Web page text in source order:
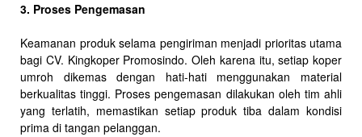
3. Proses Pengemasan
Keamanan produk selama pengiriman menjadi prioritas utama
bagi CV. Kingkoper Promosindo. Oleh karena itu, setiap koper
umroh dikemas dengan hati-hati menggunakan material
berkualitas tinggi. Proses pengemasan dilakukan oleh tim ahli
yang terlatih, memastikan setiap produk tiba dalam kondisi
prima di tangan pelanggan.